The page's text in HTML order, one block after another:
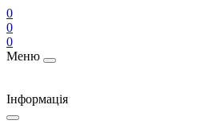
0
0
0
Меню
Інформація